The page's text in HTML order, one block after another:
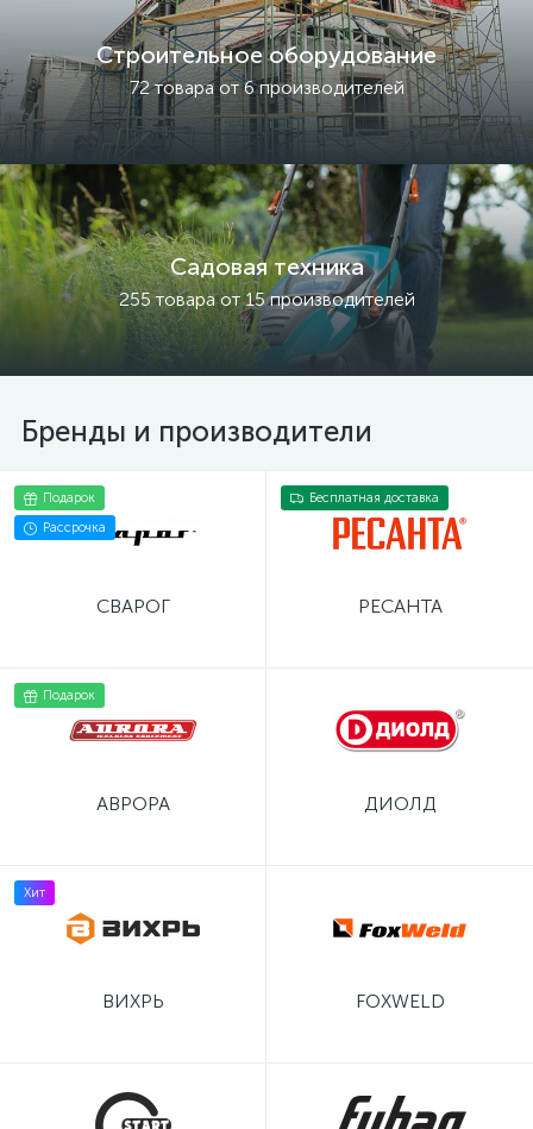
Строительное оборудование
72 товара от 6 производителей
Садовая техника
255 товара от 15 производителей
Бренды и производители
Подарок
Рассрочка
СВАРОГ
Бесплатная доставка
РЕСАНТА
Подарок
АВРОРА ДИОЛД
Хит
ВИХРЬ FOXWELD